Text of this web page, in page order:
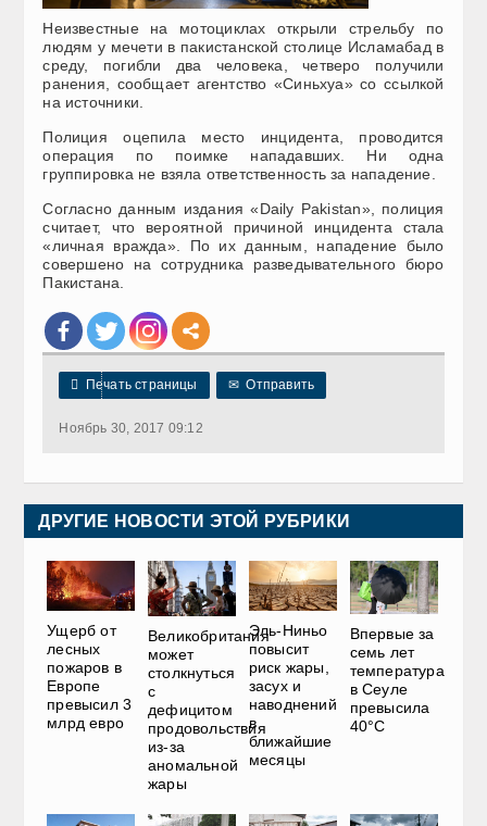
Неизвестные на мотоциклах открыли стрельбу по
людям у мечети в пакистанской столице Исламабад в
среду, погибли два человека, четверо получили
ранения, сообщает агентство «Синьхуа» со ссылкой
на источники.
Полиция оцепила место инцидента, проводится
операция по поимке нападавших. Ни одна
группировка не взяла ответственность за нападение.
Согласно данным издания «Daily Pakistan», полиция
считает, что вероятной причиной инцидента стала
«личная вражда». По их данным, нападение было
совершено на сотрудника разведывательного бюро
Пакистана.
 Печать страницы ✉ Отправить
Ноябрь 30, 2017 09:12
ДРУГИЕ НОВОСТИ ЭТОЙ РУБРИКИ
Ущерб от
лесных
пожаров в
Европе
превысил 3
млрд евро
Великобритания
может
столкнуться
с
дефицитом
продовольствия
из-за
аномальной
жары
Эль-Ниньо
повысит
риск жары,
засух и
наводнений
в
ближайшие
месяцы
Впервые за
семь лет
температура
в Сеуле
превысила
40°C